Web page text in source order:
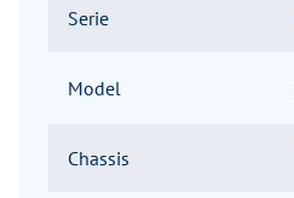
Serie
Model
Chassis